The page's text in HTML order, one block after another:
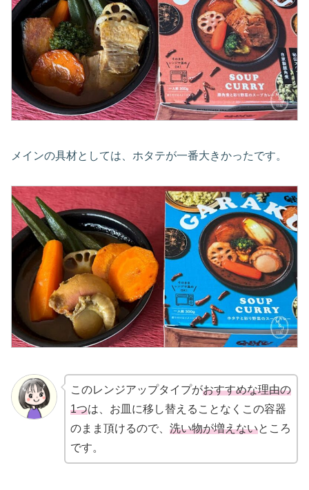
メインの具材としては、ホタテが一番大きかったです。
このレンジアップタイプがおすすめな理由の
1つは、お皿に移し替えることなくこの容器
のまま頂けるので、 洗い物が増えないところ
です。